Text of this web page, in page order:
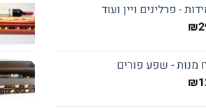
- פרלינים ויין ועוד
₪
מנות - שפע פורים
₪